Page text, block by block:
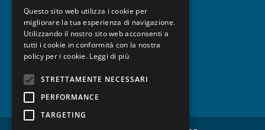
UNISCITI A FESPA
PRIVACY
Questo sito web utilizza i cookie per
migliorare la tua esperienza di navigazione.
Utilizzando il nostro sito web acconsenti a
tutti i cookie in conformità con la nostra
policy per i cookie. Leggi di più
STRETTAMENTE NECESSARI
PERFORMANCE
TARGETING